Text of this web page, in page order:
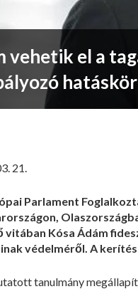
vehetik el a
21.
Parlament
vitában Kósa Ádám
védelméről. A
tanulmány